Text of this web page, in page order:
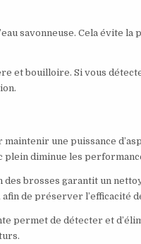
savonneuse. Cela évite
et bouilloire. Si vous
une puissance
plein diminue les
brosses garantit un
de préserver l’efficacité
permet de détecter et